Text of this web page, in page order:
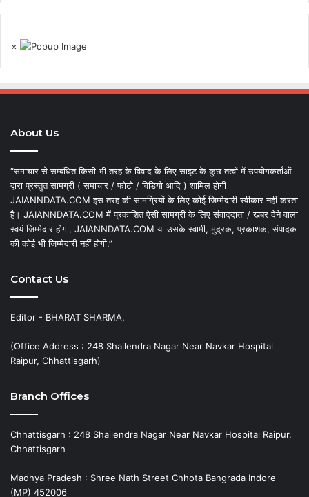
×
About Us
“समाचार से सम्बंधित किसी भी तरह के विवाद के लिए साइट के कुछ तत्वों में उपयोगकर्ताओं
द्वारा प्रस्तुत सामग्री ( समाचार / फोटो / विडियो आदि ) शामिल होगी
JAIANNDATA.COM इस तरह की सामग्रियों के लिए कोई जिम्मेदारी स्वीकार नहीं करता
है। JAIANNDATA.COM में प्रकाशित ऐसी सामग्री के लिए संवाददाता / खबर देने वाला
स्वयं जिम्मेदार होगा, JAIANNDATA.COM या उसके स्वामी, मुद्रक, प्रकाशक, संपादक
की कोई भी जिम्मेदारी नहीं होगी.”
Contact Us
Editor - BHARAT SHARMA,
(Office Address : 248 Shailendra Nagar Near Navkar Hospital
Raipur, Chhattisgarh)
Branch Offices
Chhattisgarh : 248 Shailendra Nagar Near Navkar Hospital Raipur,
Chhattisgarh
Madhya Pradesh : Shree Nath Street Chhota Bangrada Indore
(MP) 452006